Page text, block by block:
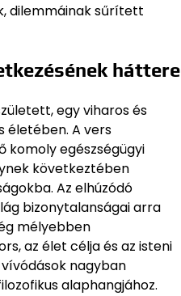
dilemmáinak sűrített
háttere
egy viharos és
életében. A vers
komoly egészségügyi
következtében
Az elhúzódó
bizonytalanságai arra
mélyebben
az élet célja és az isteni
nagyban
alaphangjához.